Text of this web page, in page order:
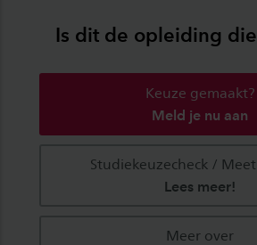
Is dit de opleiding
Keuze gemaakt?
Meld je nu aan
Studiekeuzecheck /
Lees meer!
Meer over